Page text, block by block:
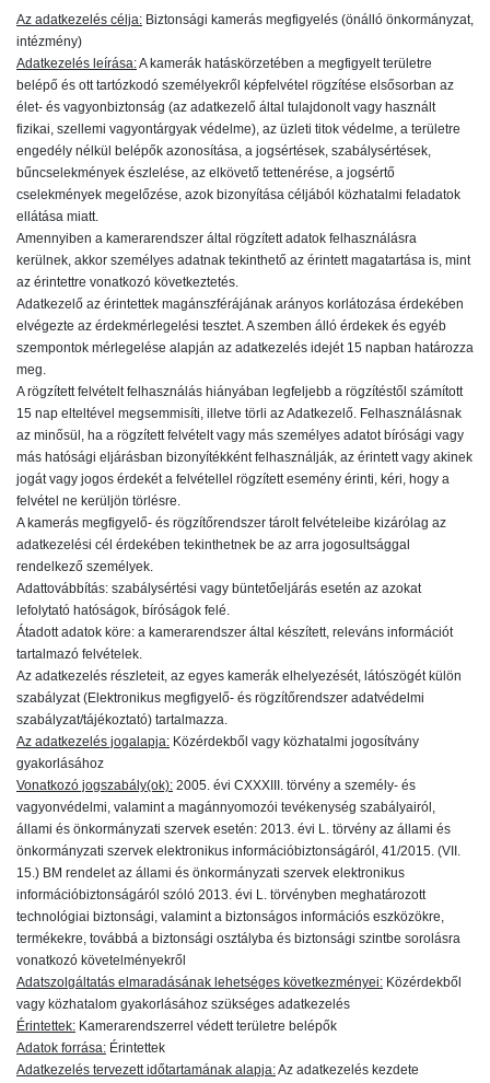
Az adatkezelés célja: Biztonsági kamerás megfigyelés (önálló önkormányzat,
intézmény)
Adatkezelés leírása:A kamerák hatáskörzetében a megfigyelt területre
belépő és ott tartózkodó személyekről képfelvétel rögzítése elsősorban az
élet- és vagyonbiztonság (az adatkezelő által tulajdonolt vagy használt
fizikai, szellemi vagyontárgyak védelme), az üzleti titok védelme, a területre
engedély nélkül belépők azonosítása, a jogsértések, szabálysértések,
bűncselekmények észlelése, az elkövető tettenérése, a jogsértő
cselekmények megelőzése, azok bizonyítása céljából közhatalmi feladatok
ellátása miatt.
Amennyiben a kamerarendszer által rögzített adatok felhasználásra
kerülnek, akkor személyes adatnak tekinthető az érintett magatartása is, mint
az érintettre vonatkozó következtetés.
Adatkezelő az érintettek magánszférájának arányos korlátozása érdekében
elvégezte az érdekmérlegelési tesztet. A szemben álló érdekek és egyéb
szempontok mérlegelése alapján az adatkezelés idejét 15 napban határozza
meg.
A rögzített felvételt felhasználás hiányában legfeljebb a rögzítéstől számított
15 nap elteltével megsemmisíti, illetve törli az Adatkezelő. Felhasználásnak
az minősül, ha a rögzített felvételt vagy más személyes adatot bírósági vagy
más hatósági eljárásban bizonyítékként felhasználják, az érintett vagy akinek
jogát vagy jogos érdekét a felvétellel rögzített esemény érinti, kéri, hogy a
felvétel ne kerüljön törlésre.
A kamerás megfigyelő- és rögzítőrendszer tárolt felvételeibe kizárólag az
adatkezelési cél érdekében tekinthetnek be az arra jogosultsággal
rendelkező személyek.
Adattovábbítás: szabálysértési vagy büntetőeljárás esetén az azokat
lefolytató hatóságok, bíróságok felé.
Átadott adatok köre: a kamerarendszer által készített, releváns információt
tartalmazó felvételek.
Az adatkezelés részleteit, az egyes kamerák elhelyezését, látószögét külön
szabályzat (Elektronikus megfigyelő- és rögzítőrendszer adatvédelmi
szabályzat/tájékoztató) tartalmazza.
Az adatkezelés jogalapja: Közérdekből vagy közhatalmi jogosítvány
gyakorlásához
Vonatkozó jogszabály(ok): 2005. évi CXXXIII. törvény a személy- és
vagyonvédelmi, valamint a magánnyomozói tevékenység szabályairól,
állami és önkormányzati szervek esetén: 2013. évi L. törvény az állami és
önkormányzati szervek elektronikus információbiztonságáról, 41/2015. (VII.
15.) BM rendelet az állami és önkormányzati szervek elektronikus
információbiztonságáról szóló 2013. évi L. törvényben meghatározott
technológiai biztonsági, valamint a biztonságos információs eszközökre,
termékekre, továbbá a biztonsági osztályba és biztonsági szintbe sorolásra
vonatkozó követelményekről
Adatszolgáltatás elmaradásának lehetséges következményei: Közérdekből
vagy közhatalom gyakorlásához szükséges adatkezelés
Érintettek: Kamerarendszerrel védett területre belépők
Adatok forrása: Érintettek
Adatkezelés tervezett időtartamának alapja:Az adatkezelés kezdete